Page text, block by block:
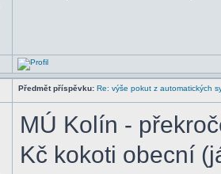
Předmět příspěvku: Re: výše pokut z automatických
MÚ Kolín -
Kč kokoti obecní